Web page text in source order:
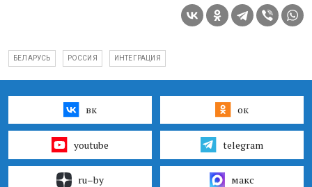
БЕЛАРУСЬ РОССИЯ ИНТЕГРАЦИЯ
вк ок
youtube telegram
ru–by макс